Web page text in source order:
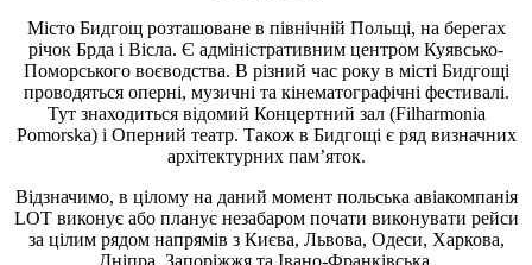
Місто Бидгощ розташоване в північній Польщі, на берегах
річок Брда і Вісла. Є адміністративним центром Куявсько-
Поморського воєводства. В різний час року в місті Бидгощі
проводяться оперні, музичні та кінематографічні фестивалі.
Тут знаходиться відомий Концертний зал (Filharmonia
Pomorska) і Оперний театр. Також в Бидгощі є ряд визначних
архітектурних пам’яток.
Відзначимо, в цілому на даний момент польська авіакомпанія
LOT виконує або планує незабаром почати виконувати рейси
за цілим рядом напрямів з Києва, Львова, Одеси, Харкова,
Дніпра, Запоріжжя та Івано-Франківська.